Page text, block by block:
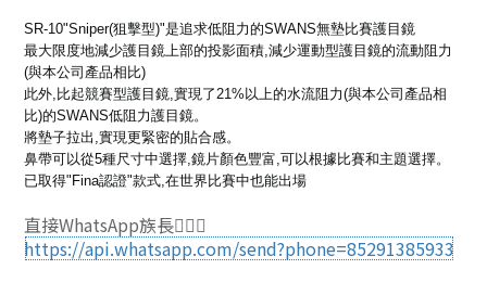
SR-10"Sniper(狙擊型)"是追求低阻力的SWANS無墊比賽護目鏡
最大限度地減少護目鏡上部的投影面積,減少運動型護目鏡的流動阻力
(與本公司產品相比)
此外,比起競賽型護目鏡,實現了21%以上的水流阻力(與本公司產品相
比)的SWANS低阻力護目鏡。
將墊子拉出,實現更緊密的貼合感。
鼻帶可以從5種尺寸中選擇,鏡片顏色豐富,可以根據比賽和主題選擇。
已取得"Fina認證"款式,在世界比賽中也能出場
直接WhatsApp族長🙆🏻‍♂
https://api.whatsapp.com/send?phone=85291385933